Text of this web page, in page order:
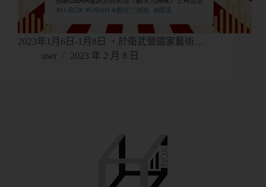
2023年1月6日-1月8日 ，於衛武營國家藝術…
user
2023 年 2 月 8 日